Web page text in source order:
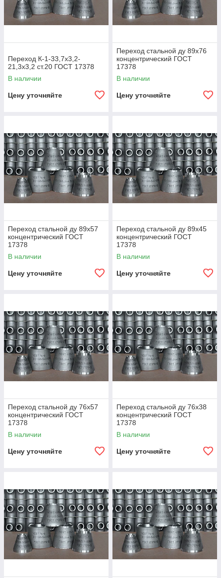
Переход К-1-33,7х3,2-
21,3х3,2 ст.20 ГОСТ 17378
В наличии
Цену уточняйте
Переход стальной ду 89х76
концентрический ГОСТ
17378
В наличии
Цену уточняйте
Переход стальной ду 89х57
концентрический ГОСТ
17378
В наличии
Цену уточняйте
Переход стальной ду 89х45
концентрический ГОСТ
17378
В наличии
Цену уточняйте
Переход стальной ду 76х57
концентрический ГОСТ
17378
В наличии
Цену уточняйте
Переход стальной ду 76х38
концентрический ГОСТ
17378
В наличии
Цену уточняйте